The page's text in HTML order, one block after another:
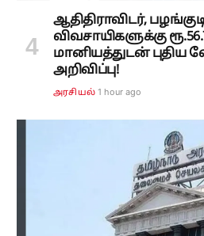
ஆதிதிராவிடர்,
விவசாயிகளுக்கு
மானியத்துடன் புதிய
அறிவிப்பு!
அரசியல் 1 hour ago